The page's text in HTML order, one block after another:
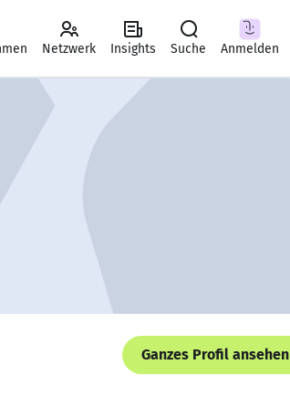
Netzwerk Insights Suche Anmelden
Ganzes Profil ansehen